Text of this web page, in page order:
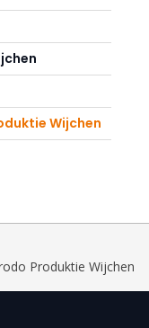
Wijchen
Produktie Wijchen